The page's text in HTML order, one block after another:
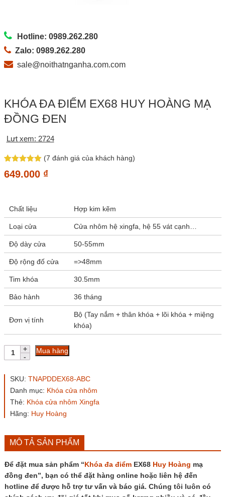
Hotline: 0989.262.280
Zalo: 0989.262.280
sale@noithatnganha.com.com
KHÓA ĐA ĐIỂM EX68 HUY HOÀNG MẠ
ĐỒNG ĐEN
Lưt xem: 2724
dựa trên
(7 đánh giá của khách hàng)
649.000 ₫
Chất liệu Hợp kim kẽm
Loại cửa Cửa nhôm hệ xingfa, hệ 55 vát cạnh…
Độ dày cửa 50-55mm
Độ rộng đố cửa =>48mm
Tim khóa 30.5mm
Bảo hành 36 tháng
Đơn vị tính
Bộ (Tay nắm + thân khóa + lõi khóa + miệng
khóa)
Khóa
đa
EX68
Hoàng
mạ
đồng
lượng
Mua hàng
SKU: TNAPDDEX68-ABC
Danh mục: Khóa cửa nhôm
Thẻ: Khóa cửa nhôm Xingfa
Hãng: Huy Hoàng
MÔ TẢ SẢN PHẨM
Để đặt mua sản phẩm “Khóa đa điểmEX68 Huy Hoàng mạ
đồng đen”, bạn có thể đặt hàng online hoặc liên hệ đến
hotline để được hỗ trợ tư vấn và báo giá. Chúng tôi luôn có